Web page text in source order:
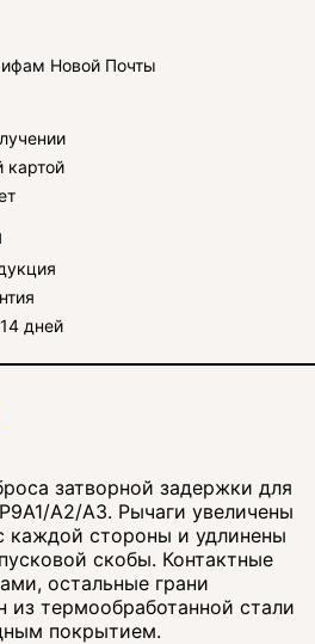
Новой Почты
картой
дней
затворной задержки для
A2/A3. Рычаги увеличены
стороны и удлинены
скобы. Контактные
остальные грани
из термообработанной стали
покрытием.